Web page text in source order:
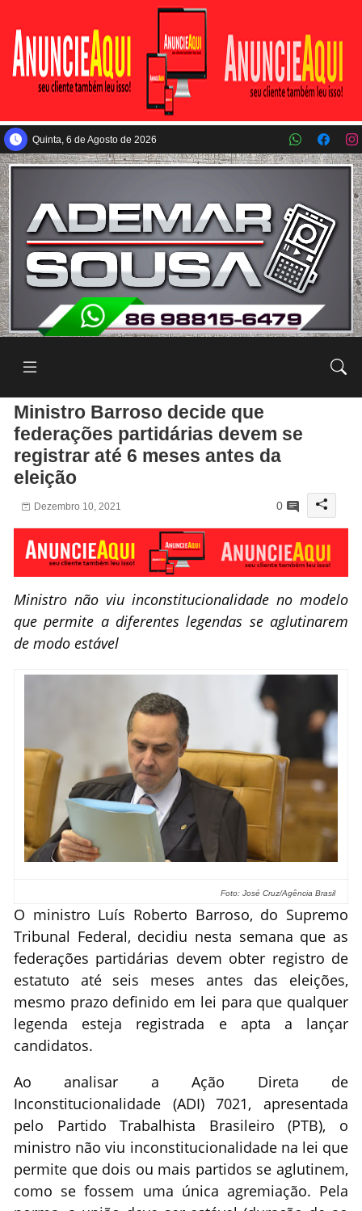
Pular para o conteúdo principal
Quinta, 6 de Agosto de 2026
Ministro Barroso decide que
federações partidárias devem se
registrar até 6 meses antes da
eleição
Dezembro 10, 2021 0
Ministro não viu inconstitucionalidade no modelo
que permite a diferentes legendas se aglutinarem
de modo estável
Foto: José Cruz/Agência Brasil
O ministro Luís Roberto Barroso, do Supremo
Tribunal Federal, decidiu nesta semana que as
federações partidárias devem obter registro de
estatuto até seis meses antes das eleições,
mesmo prazo definido em lei para que qualquer
legenda esteja registrada e apta a lançar
candidatos.
Ao analisar a Ação Direta de
Inconstitucionalidade (ADI) 7021, apresentada
pelo Partido Trabalhista Brasileiro (PTB), o
ministro não viu inconstitucionalidade na lei que
permite que dois ou mais partidos se aglutinem,
como se fossem uma única agremiação. Pela